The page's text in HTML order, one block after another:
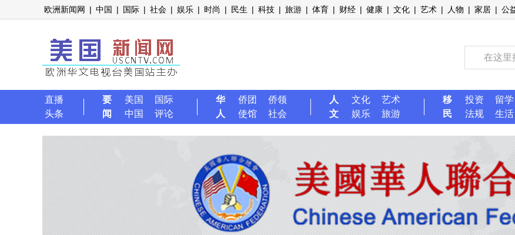
欧洲新闻网 | 中国 | 国际 | 社会 | 娱乐 | 时尚 | 民生 | 科技 | 旅游 | 体育 | 财经 | 健康 | 文化 | 艺术 | 人物 | 家居 | 公
直播
头条
要
闻
美国
国际
中国
评论
华
人
侨团
侨领
使馆
社会
人
文
文化
艺术
娱乐
旅游
移
民
投资
留学
法规
生活